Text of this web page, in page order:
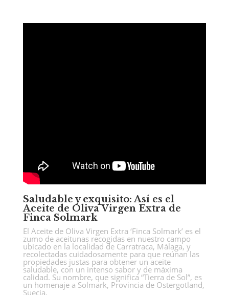
Saludable y exquisito: Así es el
Aceite de Oliva Virgen Extra de
Finca Solmark
El Aceite de Oliva Virgen Extra ‘Finca Solmark’ es el
zumo de aceitunas recogidas en nuestro campo
ubicado en la localidad de Carratraca, Málaga, y
recolectadas cuidadosamente para que reúnan las
propiedades justas para obtener un aceite
saludable, con un intenso sabor y de máxima
calidad. Su nombre, que significa “Tierra de Sol”, es
un homenaje a Solmark, Provincia de Ostergotland,
Suecia.